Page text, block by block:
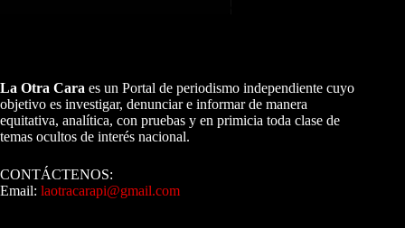
La Otra Cara es un Portal de periodismo independiente cuyo
objetivo es investigar, denunciar e informar de manera
equitativa, analítica, con pruebas y en primicia toda clase de
temas ocultos de interés nacional.
CONTÁCTENOS:
Email: laotracarapi@gmail.com